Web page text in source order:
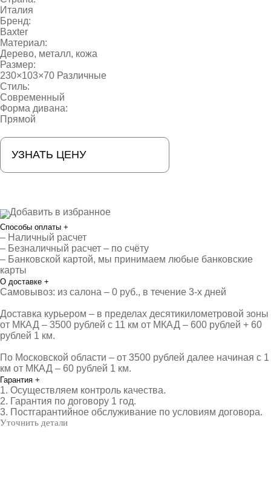
Италия
Бренд:
Baxter
Материал:
Дерево, металл, кожа
Размер:
230×103×70 Различные
Стиль:
Современный
Форма дивана:
Прямой
УЗНАТЬ ЦЕНУ
Добавить в избранное
Способы оплаты +
– Наличный расчет
– Безналичный расчет – по счёту
– Банковской картой, мы принимаем любые банковские
карты
О доставке +
Самовывоз: из салона – 0 руб., в течение 3-х дней
Доставка курьером – в пределах десятикилометровой зоны
от МКАД – 3500 рублей с 11 км от МКАД – 600 рублей + 60
рублей 1 км.
По Московской области – от 3500 рублей далее начиная с 1
км от МКАД – 60 рублей 1 км.
Гарантия +
1. Осуществляем контроль качества.
2. Гарантия по договору 1 год.
3. Постгарантийное обслуживание по условиям договора.